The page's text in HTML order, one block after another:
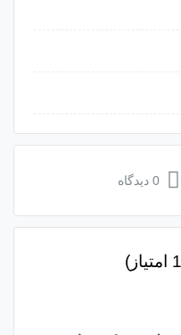
0 دیدگاه